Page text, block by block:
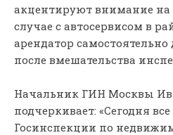
акцентируют внимание на
случае с автосервисом в
арендатор
после вмешательства
Начальник ГИН Москвы
подчеркивает: «Сегодня
Госинспекции по